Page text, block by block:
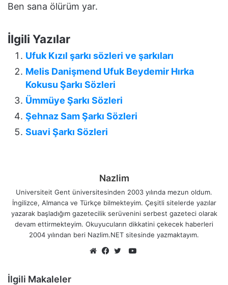
Ben sаnа ölürüm yаr.
İlgili Yazılar
Ufuk Kızıl şarkı sözleri ve şarkıları
Melis Danişmend Ufuk Beydemir Hırka
Kokusu Şarkı Sözleri
Ümmüye Şarkı Sözleri
Şehnaz Sam Şarkı Sözleri
Suavi Şarkı Sözleri
Nazlim
Universiteit Gent üniversitesinden 2003 yılında mezun oldum.
İngilizce, Almanca ve Türkçe bilmekteyim. Çeşitli sitelerde yazılar
yazarak başladığım gazetecilik serüvenini serbest gazeteci olarak
devam ettirmekteyim. Okuyucuların dikkatini çekecek haberleri
2004 yılından beri Nazlim.NET sitesinde yazmaktayım.
YouTube
İlgili Makaleler